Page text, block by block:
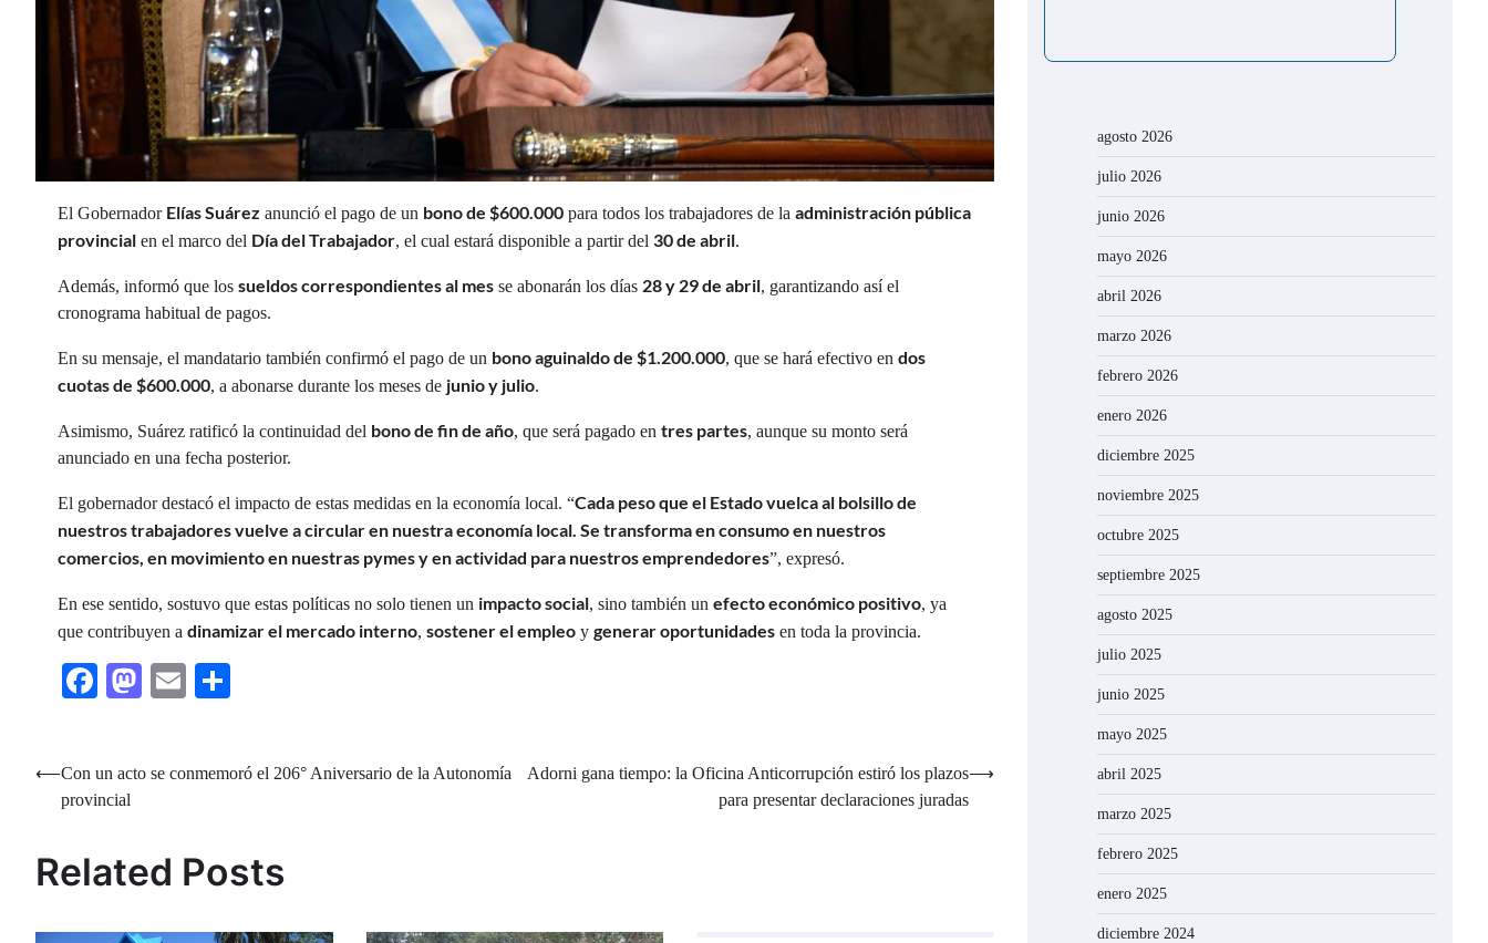
El Gobernador Elías Suárez anunció el pago de un bono de $600.000 para todos los trabajadores de la administración pública
provincial en el marco del Día del Trabajador, el cual estará disponible a partir del 30 de abril.
Además, informó que los sueldos correspondientes al mes se abonarán los días 28 y 29 de abril, garantizando así el
cronograma habitual de pagos.
En su mensaje, el mandatario también confirmó el pago de un bono aguinaldo de $1.200.000, que se hará efectivo en dos
cuotas de $600.000, a abonarse durante los meses de junio y julio.
Asimismo, Suárez ratificó la continuidad del bono de fin de año, que será pagado en tres partes, aunque su monto será
anunciado en una fecha posterior.
El gobernador destacó el impacto de estas medidas en la economía local. “Cada peso que el Estado vuelca al bolsillo de
nuestros trabajadores vuelve a circular en nuestra economía local. Se transforma en consumo en nuestros
comercios, en movimiento en nuestras pymes y en actividad para nuestros emprendedores”, expresó.
En ese sentido, sostuvo que estas políticas no solo tienen un impacto social, sino también un efecto económico positivo, ya
que contribuyen a dinamizar el mercado interno, sostener el empleo y generar oportunidades en toda la provincia.
Facebook
Mastodon
Email
Navegación
⟵Con un acto se conmemoró el 206° Aniversario de la Autonomía
provincial
Adorni gana tiempo: la Oficina Anticorrupción estiró los plazos
para presentar declaraciones juradas
⟶
Related Posts
agosto 2026
julio 2026
junio 2026
mayo 2026
abril 2026
marzo 2026
febrero 2026
enero 2026
diciembre 2025
noviembre 2025
octubre 2025
septiembre 2025
agosto 2025
julio 2025
junio 2025
mayo 2025
abril 2025
marzo 2025
febrero 2025
enero 2025
diciembre 2024